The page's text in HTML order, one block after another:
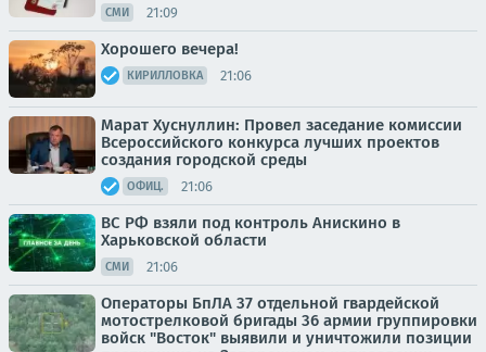
СМИ 21:09
Хорошего вечера!
КИРИЛЛОВКА 21:06
Марат Хуснуллин: Провел заседание комиссии
Всероссийского конкурса лучших проектов
создания городской среды
ОФИЦ. 21:06
ВС РФ взяли под контроль Анискино в
Харьковской области
СМИ 21:06
Операторы БпЛА 37 отдельной гвардейской
мотострелковой бригады 36 армии группировки
войск "Восток" выявили и уничтожили позиции